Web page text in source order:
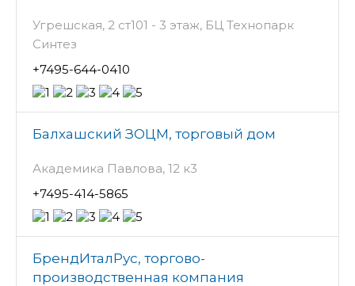
Угрешская, 2 ст101 - 3 этаж, БЦ Технопарк
Синтез
+7495-644-0410
Балхашский ЗОЦМ, торговый дом
Академика Павлова, 12 к3
+7495-414-5865
БрендИталРус, торгово-
производственная компания